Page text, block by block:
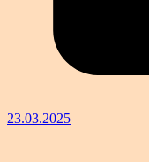
23.03.2025